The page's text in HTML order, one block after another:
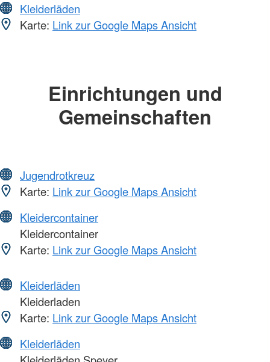
Kleiderläden
Karte: Link zur Google Maps Ansicht
Einrichtungen und
Gemeinschaften
Jugendrotkreuz
Karte: Link zur Google Maps Ansicht
Kleidercontainer
Kleidercontainer
Karte: Link zur Google Maps Ansicht
Kleiderläden
Kleiderladen
Karte: Link zur Google Maps Ansicht
Kleiderläden